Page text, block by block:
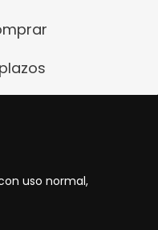
uso normal,